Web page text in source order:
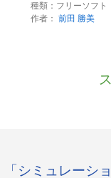
種類：フリーソフト
作者： 前田 勝美
「シミュレーシ